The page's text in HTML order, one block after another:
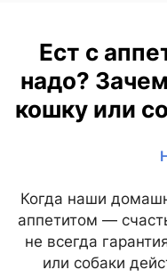
Ест с
надо?
кошку или
Когда наши
аппетитом —
не всегда
или собаки